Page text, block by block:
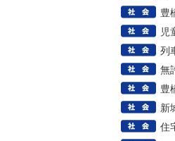
豊
児
列
無
豊
新
住